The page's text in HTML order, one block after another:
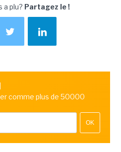
a plu? Partagez le !
comme plus de 50000
OK